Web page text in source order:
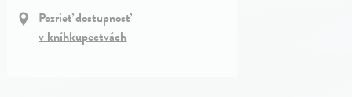
Pozrieť dostupnosť
v kníhkupectvách